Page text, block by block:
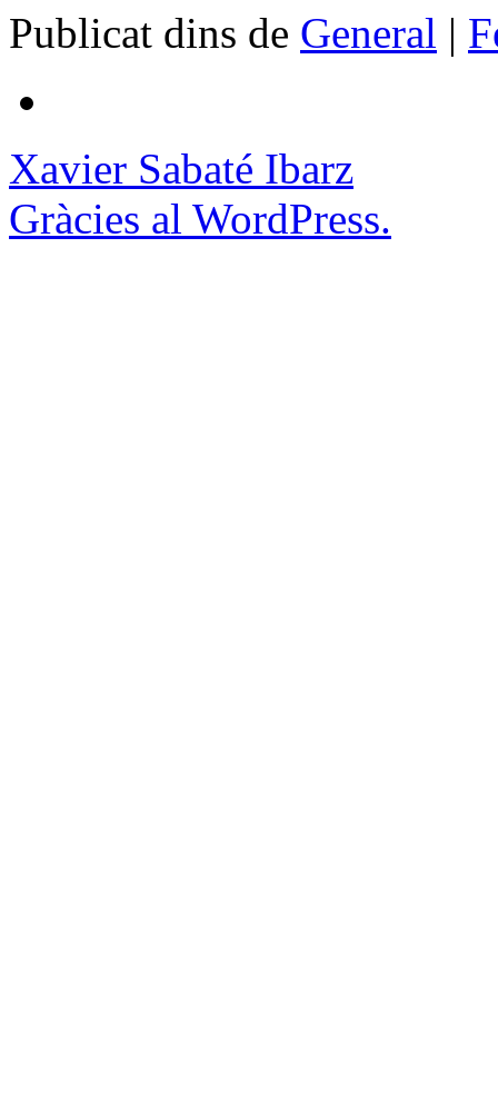
Publicat dins de General |
Xavier Sabaté Ibarz
Gràcies al WordPress.